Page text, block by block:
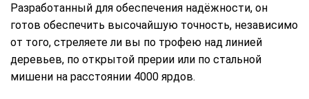
Разработанный для обеспечения надёжности, он
готов обеспечить высочайшую точность, независимо
от того, стреляете ли вы по трофею над линией
деревьев, по открытой прерии или по стальной
мишени на расстоянии 4000 ярдов.